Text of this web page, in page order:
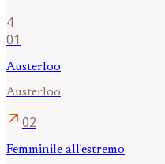
4
01
Austerloo
Austerloo
arrow_outward 02
Femminile all'estremo